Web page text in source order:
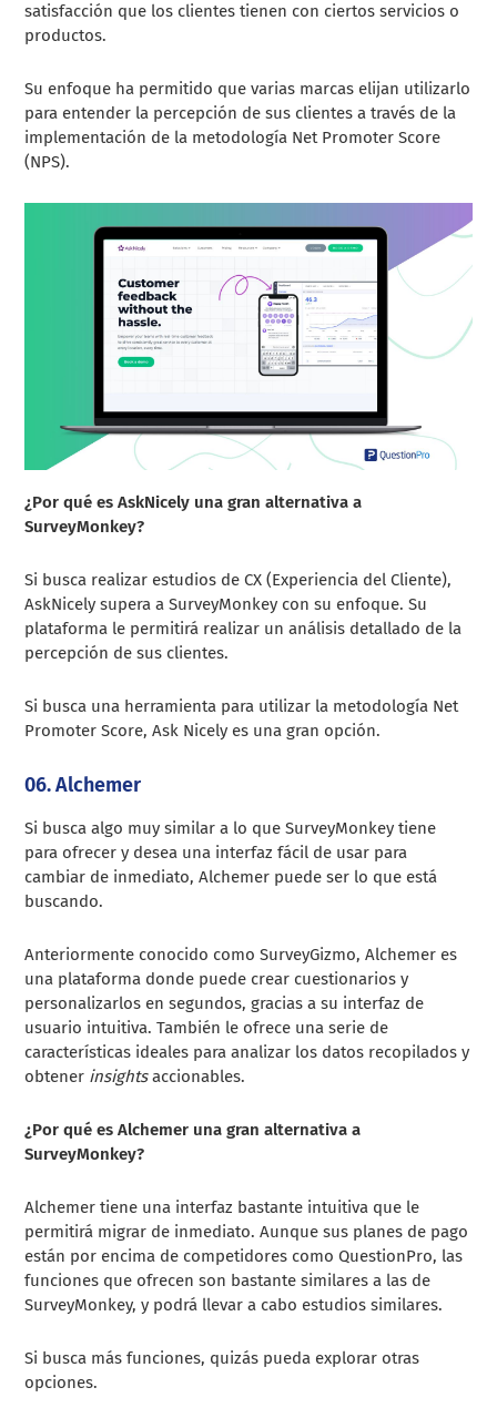
satisfacción que los clientes tienen con ciertos servicios o
productos.
Su enfoque ha permitido que varias marcas elijan utilizarlo
para entender la percepción de sus clientes a través de la
implementación de la metodología Net Promoter Score
(NPS).
¿Por qué es AskNicely una gran alternativa a
SurveyMonkey?
Si busca realizar estudios de CX (Experiencia del Cliente),
AskNicely supera a SurveyMonkey con su enfoque. Su
plataforma le permitirá realizar un análisis detallado de la
percepción de sus clientes.
Si busca una herramienta para utilizar la metodología Net
Promoter Score, Ask Nicely es una gran opción.
06. Alchemer
Si busca algo muy similar a lo que SurveyMonkey tiene
para ofrecer y desea una interfaz fácil de usar para
cambiar de inmediato, Alchemer puede ser lo que está
buscando.
Anteriormente conocido como SurveyGizmo, Alchemer es
una plataforma donde puede crear cuestionarios y
personalizarlos en segundos, gracias a su interfaz de
usuario intuitiva. También le ofrece una serie de
características ideales para analizar los datos recopilados y
obtener insightsaccionables.
¿Por qué es Alchemer una gran alternativa a
SurveyMonkey?
Alchemer tiene una interfaz bastante intuitiva que le
permitirá migrar de inmediato. Aunque sus planes de pago
están por encima de competidores como QuestionPro, las
funciones que ofrecen son bastante similares a las de
SurveyMonkey, y podrá llevar a cabo estudios similares.
Si busca más funciones, quizás pueda explorar otras
opciones.